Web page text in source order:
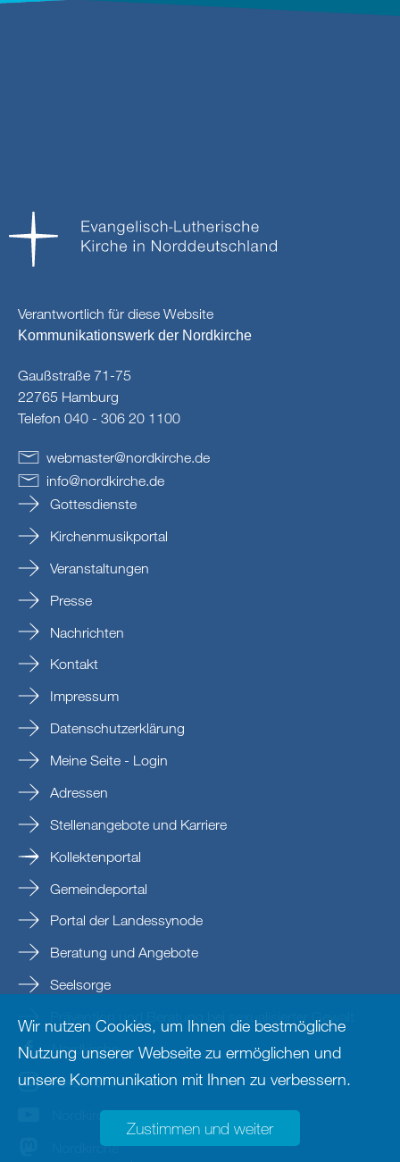
Verantwortlich für diese Website
Kommunikationswerk der Nordkirche
Gaußstraße 71-75
22765 Hamburg
Telefon 040 - 306 20 1100
webmaster@nordkirche.de
info@nordkirche.de
Gottesdienste
Kirchenmusikportal
Veranstaltungen
Presse
Nachrichten
Kontakt
Impressum
Datenschutzerklärung
Meine Seite - Login
Adressen
Stellenangebote und Karriere
Kollektenportal
Gemeindeportal
Portal der Landessynode
Beratung und Angebote
Seelsorge
Prävention und Beratung bei sexualisierter Gewalt
Nordkirche
nordkirche
Nordkirche
Nordkirche
Wir nutzen Cookies, um Ihnen die bestmögliche
Nutzung unserer Webseite zu ermöglichen und
unsere Kommunikation mit Ihnen zu verbessern.
Zustimmen und weiter